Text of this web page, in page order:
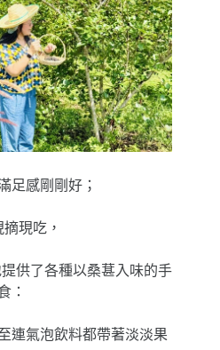
足感剛剛好；
現吃，
供了各種以桑葚入味的手
：
連氣泡飲料都帶著淡淡果